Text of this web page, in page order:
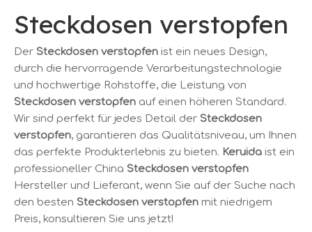
Steckdosen verstopfen
Der Steckdosen verstopfen ist ein neues Design,
durch die hervorragende Verarbeitungstechnologie
und hochwertige Rohstoffe, die Leistung von
Steckdosen verstopfen auf einen höheren Standard.
Wir sind perfekt für jedes Detail der Steckdosen
verstopfen, garantieren das Qualitätsniveau, um Ihnen
das perfekte Produkterlebnis zu bieten. Keruida ist ein
professioneller China Steckdosen verstopfen
Hersteller und Lieferant, wenn Sie auf der Suche nach
den besten Steckdosen verstopfen mit niedrigem
Preis, konsultieren Sie uns jetzt!